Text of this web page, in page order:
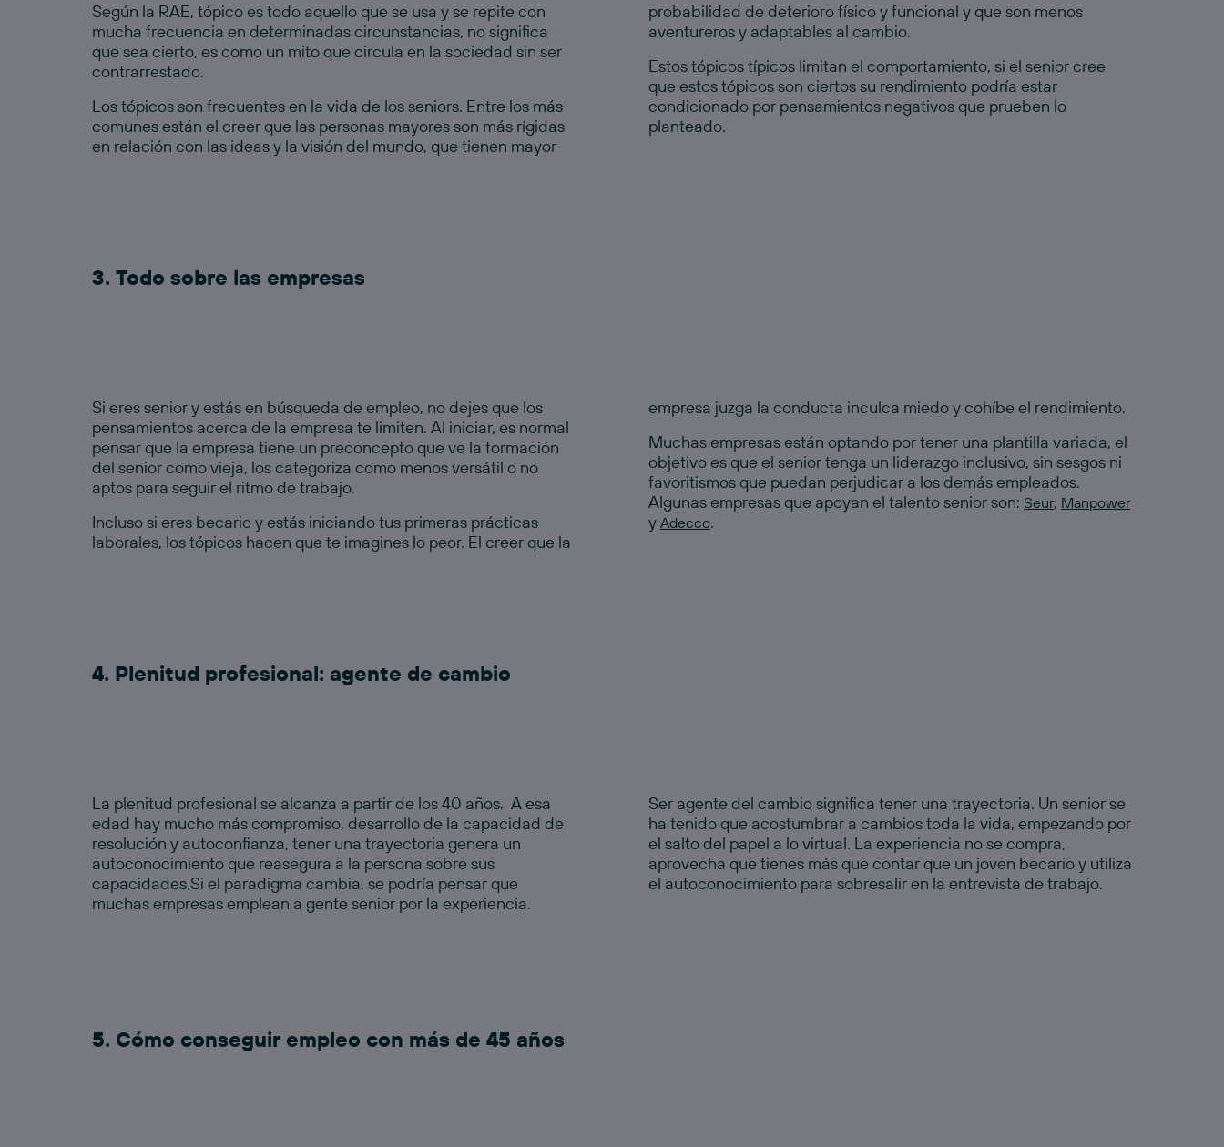
Según la RAE, tópico es todo aquello que se usa y se repite con
mucha frecuencia en determinadas circunstancias, no significa
que sea cierto, es como un mito que circula en la sociedad sin ser
contrarrestado.
Los tópicos son frecuentes en la vida de losseniors. Entre los más
comunes están el creer que las personas mayores son más rígidas
en relación con las ideas y la visión del mundo, que tienen mayor
probabilidad de deterioro físico y funcional y que son menos
aventureros y adaptables al cambio.
Estos tópicos típicos limitan el comportamiento, si el seniorcree
que estos tópicos son ciertos su rendimiento podría estar
condicionado por pensamientos negativos que prueben lo
planteado.
3. Todo sobre las empresas
Si eresseniory estás en búsqueda de empleo, no dejes que los
pensamientos acerca de la empresa te limiten. Al iniciar, es normal
pensar que la empresa tiene un preconcepto que ve la formación
del seniorcomo vieja, los categoriza como menos versátil o no
aptos para seguir el ritmo de trabajo.
Incluso si eres becario y estás iniciando tus primeras prácticas
laborales, los tópicos hacen que te imagines lo peor. El creer que la
empresa juzga la conducta inculca miedo y cohíbe el rendimiento.
Muchas empresas están optando por tener una plantilla variada, el
objetivo es que el senior tenga un liderazgo inclusivo, sin sesgos ni
favoritismos que puedan perjudicar a los demás empleados.
Algunas empresas que apoyan el talentoseniorson: Seur, Manpower
y Adecco.
4. Plenitud profesional: agente de cambio
La plenitud profesional se alcanza a partir de los 40 años. A esa
edad hay mucho más compromiso, desarrollo de la capacidad de
resolución y autoconfianza, tener una trayectoria genera un
autoconocimiento que reasegura a la persona sobre sus
capacidades.Si el paradigma cambia, se podría pensar que
muchas empresas emplean a gente seniorpor la experiencia.
Ser agente del cambio significa tener una trayectoria. Un seniorse
ha tenido que acostumbrar a cambios toda la vida, empezando por
el salto del papel a lo virtual. La experiencia no se compra,
aprovecha que tienes más que contar que un joven becario y utiliza
el autoconocimiento para sobresalir en la entrevista de trabajo.
5. Cómo conseguir empleo con más de 45 años